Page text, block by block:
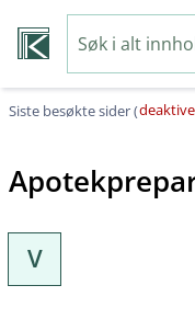
Siste besøkte sider (
V